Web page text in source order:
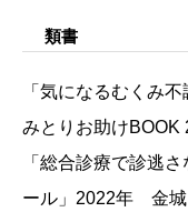
類書
「気になるむくみ
みとりお助けBOOK
「総合診療で診逃
ール」2022年 金城